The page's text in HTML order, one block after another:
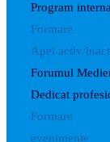
Program
Formare
Apel activ/
Forumul
Dedicat
Formare
evenimente